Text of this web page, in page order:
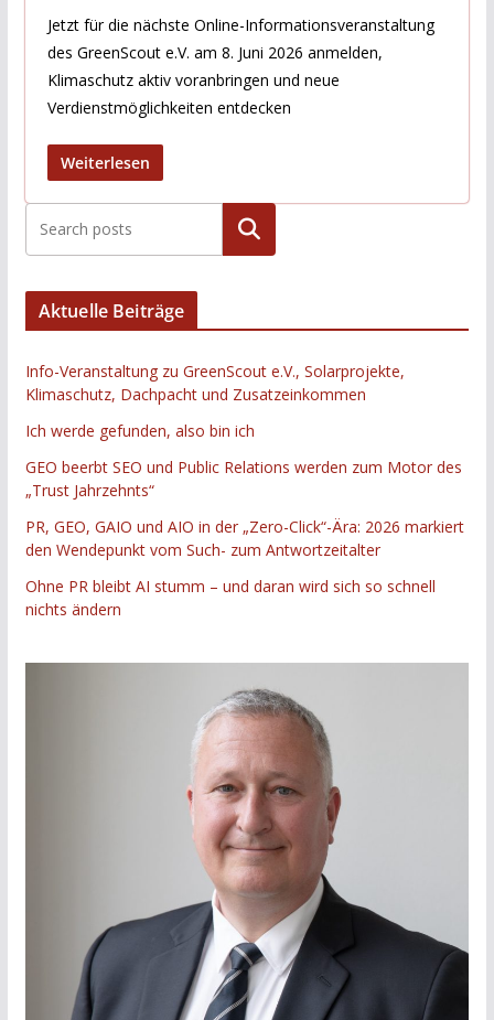
Jetzt für die nächste Online-Informationsveranstaltung
des GreenScout e.V. am 8. Juni 2026 anmelden,
Klimaschutz aktiv voranbringen und neue
Verdienstmöglichkeiten entdecken
Weiterlesen
Suchen
Aktuelle Beiträge
Info-Veranstaltung zu GreenScout e.V., Solarprojekte,
Klimaschutz, Dachpacht und Zusatzeinkommen
Ich werde gefunden, also bin ich
GEO beerbt SEO und Public Relations werden zum Motor des
„Trust Jahrzehnts“
PR, GEO, GAIO und AIO in der „Zero-Click“-Ära: 2026 markiert
den Wendepunkt vom Such- zum Antwortzeitalter
Ohne PR bleibt AI stumm – und daran wird sich so schnell
nichts ändern